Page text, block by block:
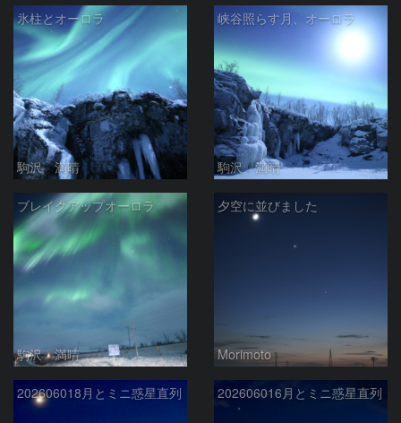
氷柱とオーロラ
駒沢 満晴
峡谷照らす月、オーロラ
駒沢 満晴
ブレイクアップオーロラ
駒沢 満晴
夕空に並びました
Morimoto
202606018月とミニ惑星直列 202606016月とミニ惑星直列